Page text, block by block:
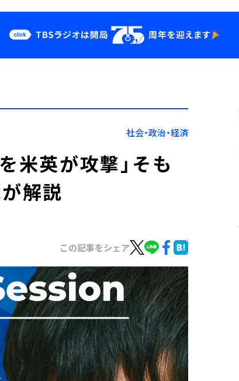
YouTube
会社情報社会・政治・経済
米英が攻撃」そも
解説
この記事をシェア